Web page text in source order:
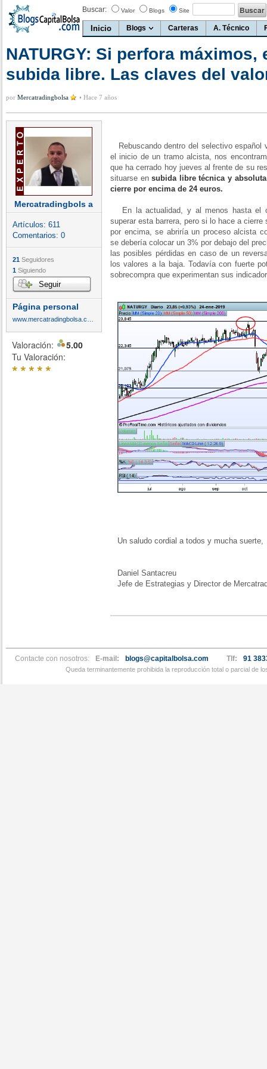
Buscar: Valor Blogs Site
Inicio Blogs Carteras A. Técnico
NATURGY: Si perfora máximos,
subida libre. Las claves del
por Mercatradingbolsa • Hace 7 años
Mercatradingbols a
Artículos: 611
Comentarios: 0
21 Seguidores
1 Siguiendo
Seguir
Página personal
Valoración:
5.00
Tu Valoración:
*****
Rebuscando dentro del selectivo español
el inicio de un tramo alcista, nos
que ha cerrado hoy jueves al frente de su
situarse ensubida libre técnica y
cierre por encima de 24 euros.
En la actualidad, y al menos hasta el
superar esta barrera, pero si lo hace a
por encima, se abriría un proceso alcista
se debería colocar un 3% por debajo del
las posibles pérdidas en caso de un
los valores a la baja. Todavía con fuerte
sobrecompra que experimentan sus
Un saludo cordial a todos y mucha suerte,
Daniel Santacreu
Jefe de Estrategias y Director de
Contacte con nosotros: E-mail: blogs@capitalbolsa.com Tlf: 91
Queda terminantemente prohibida la reproducción total o parcial de